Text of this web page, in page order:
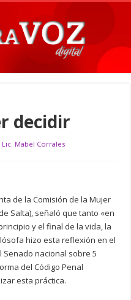
decidir
Lic. Mabel Corrales
de la Comisión de la Mujer
Salta), señaló que tanto «en
y el final de la vida, la
hizo esta reflexión en el
Senado nacional sobre 5
del Código Penal
esta práctica.